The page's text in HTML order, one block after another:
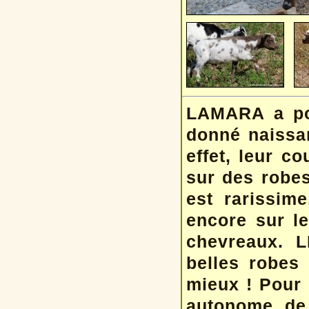
LAMARA a
donné
effet, leur
sur des
est
encore sur
chevreaux.
belles robes
mieux ! Pour